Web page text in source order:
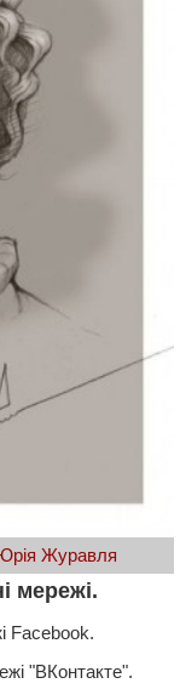
Журавля
мережі.
Facebook.
"ВКонтакте".